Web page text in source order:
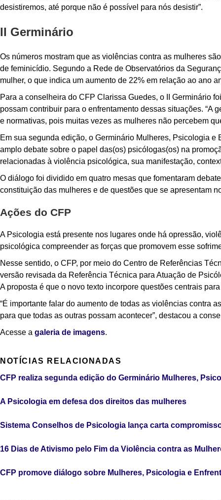
desistiremos, até porque não é possível para nós desistir”.
II Germinário
Os números mostram que as violências contra as mulheres
de feminicídio. Segundo a Rede de Observatórios da
mulher, o que indica um aumento de 22% em relação ao ano
Para a conselheira do CFP Clarissa Guedes, o II Germinário
possam contribuir para o enfrentamento dessas situações. “A
e normativas, pois muitas vezes as mulheres não percebem
Em sua segunda edição, o Germinário Mulheres, Psicologia
amplo debate sobre o papel das(os) psicólogas(os) na
relacionadas à violência psicológica, sua manifestação,
O diálogo foi dividido em quatro mesas que fomentaram
constituição das mulheres e de questões que se apresentam
Ações do CFP
A Psicologia está presente nos lugares onde há opressão,
psicológica compreender as forças que promovem esse
Nesse sentido, o CFP, por meio do Centro de Referências
versão revisada da Referência Técnica para Atuação de
A proposta é que o novo texto incorpore questões centrais
“É importante falar do aumento de todas as violências contra
para que todas as outras possam acontecer”, destacou a
Acesse a galeria de imagens.
NOTÍCIAS RELACIONADAS
CFP realiza segunda edição do Germinário Mulheres,
A Psicologia em defesa dos direitos das mulheres
Sistema Conselhos de Psicologia lança carta
16 Dias de Ativismo pelo Fim da Violência contra as
CFP promove diálogo sobre Mulheres, Psicologia e